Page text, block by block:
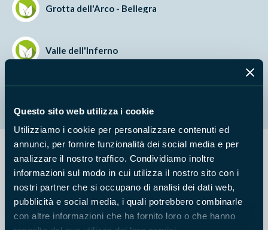
Questo sito web utilizza i cookie
Utilizziamo i cookie per personalizzare contenuti ed
annunci, per fornire funzionalità dei social media e per
analizzare il nostro traffico. Condividiamo inoltre
informazioni sul modo in cui utilizza il nostro sito con i
nostri partner che si occupano di analisi dei dati web,
pubblicità e social media, i quali potrebbero combinarle
con altre informazioni che ha fornito loro o che hanno
Grotta dell'Arco - Bellegra
Valle dell'Inferno